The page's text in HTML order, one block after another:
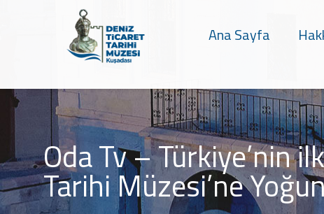
Ana Sayfa
Oda Tv – Türkiye’nin
Tarihi Müzesi’ne